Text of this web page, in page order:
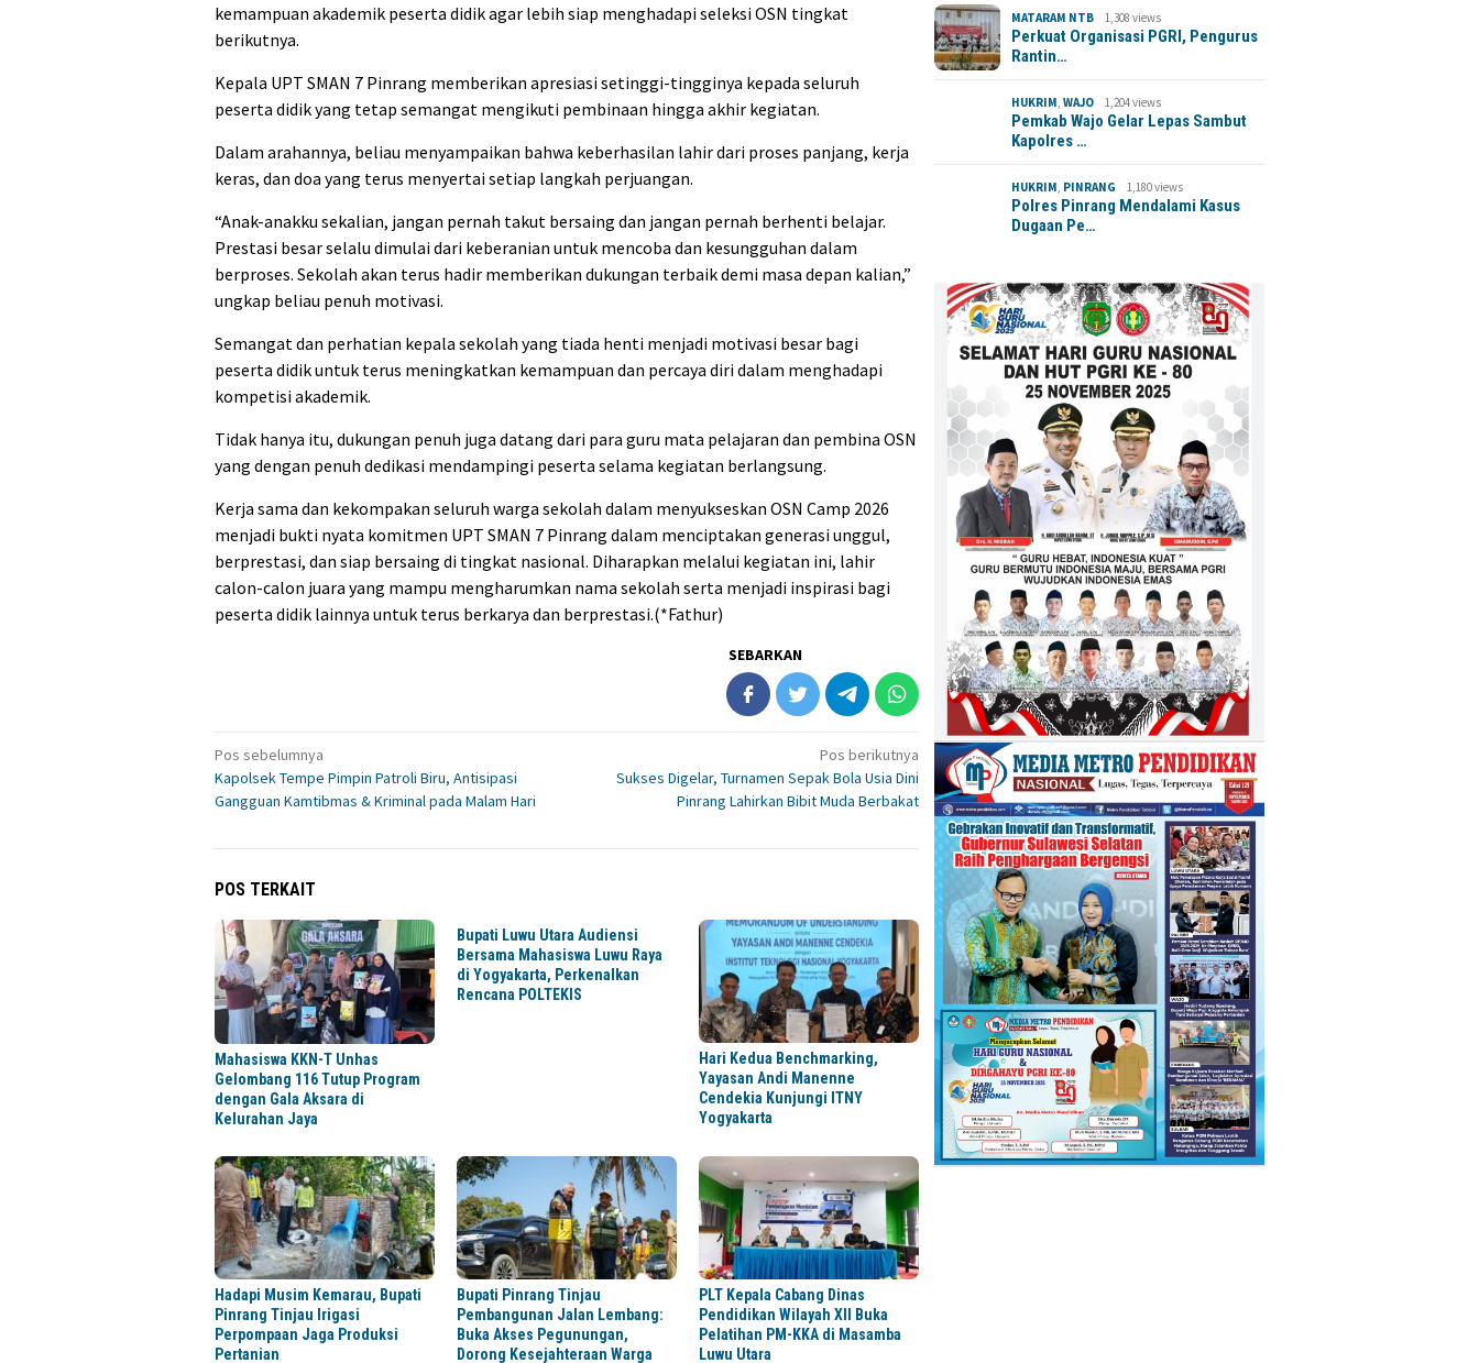
kemampuan akademik peserta didik agar lebih siap menghadapi seleksi OSN tingkat
berikutnya.
Kepala UPT SMAN 7 Pinrang memberikan apresiasi setinggi-tingginya kepada seluruh
peserta didik yang tetap semangat mengikuti pembinaan hingga akhir kegiatan.
Dalam arahannya, beliau menyampaikan bahwa keberhasilan lahir dari proses panjang, kerja
keras, dan doa yang terus menyertai setiap langkah perjuangan.
“Anak-anakku sekalian, jangan pernah takut bersaing dan jangan pernah berhenti belajar.
Prestasi besar selalu dimulai dari keberanian untuk mencoba dan kesungguhan dalam
berproses. Sekolah akan terus hadir memberikan dukungan terbaik demi masa depan kalian,”
ungkap beliau penuh motivasi.
Semangat dan perhatian kepala sekolah yang tiada henti menjadi motivasi besar bagi
peserta didik untuk terus meningkatkan kemampuan dan percaya diri dalam menghadapi
kompetisi akademik.
Tidak hanya itu, dukungan penuh juga datang dari para guru mata pelajaran dan pembina OSN
yang dengan penuh dedikasi mendampingi peserta selama kegiatan berlangsung.
Kerja sama dan kekompakan seluruh warga sekolah dalam menyukseskan OSN Camp 2026
menjadi bukti nyata komitmen UPT SMAN 7 Pinrang dalam menciptakan generasi unggul,
berprestasi, dan siap bersaing di tingkat nasional. Diharapkan melalui kegiatan ini, lahir
calon-calon juara yang mampu mengharumkan nama sekolah serta menjadi inspirasi bagi
peserta didik lainnya untuk terus berkarya dan berprestasi.(*Fathur)
SEBARKAN
Navigasi
pos
Pos sebelumnya
Kapolsek Tempe Pimpin Patroli Biru, Antisipasi
Gangguan Kamtibmas & Kriminal pada Malam Hari
Pos berikutnya
Sukses Digelar, Turnamen Sepak Bola Usia Dini
Pinrang Lahirkan Bibit Muda Berbakat
POS TERKAIT
Mahasiswa KKN-T Unhas
Gelombang 116 Tutup Program
dengan Gala Aksara di
Kelurahan Jaya
Bupati Luwu Utara Audiensi
Bersama Mahasiswa Luwu Raya
di Yogyakarta, Perkenalkan
Rencana POLTEKIS
Hari Kedua Benchmarking,
Yayasan Andi Manenne
Cendekia Kunjungi ITNY
Yogyakarta
Hadapi Musim Kemarau, Bupati
Pinrang Tinjau Irigasi
Perpompaan Jaga Produksi
Pertanian
Bupati Pinrang Tinjau
Pembangunan Jalan Lembang:
Buka Akses Pegunungan,
Dorong Kesejahteraan Warga
PLT Kepala Cabang Dinas
Pendidikan Wilayah XII Buka
Pelatihan PM-KKA di Masamba
Luwu Utara
MATARAM NTB 1,308 views
Perkuat Organisasi PGRI, Pengurus
Rantin…
HUKRIM,WAJO 1,204 views
Pemkab Wajo Gelar Lepas Sambut
Kapolres …
HUKRIM, PINRANG 1,180 views
Polres Pinrang Mendalami Kasus
Dugaan Pe…